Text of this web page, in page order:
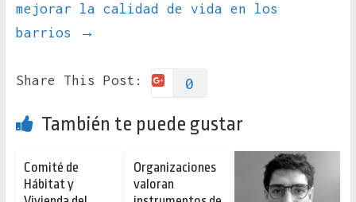
mejorar la calidad de vida en los
barrios
→
Share This Post: 0
También te puede gustar
Comité de
Hábitat y
Organizaciones
valoran